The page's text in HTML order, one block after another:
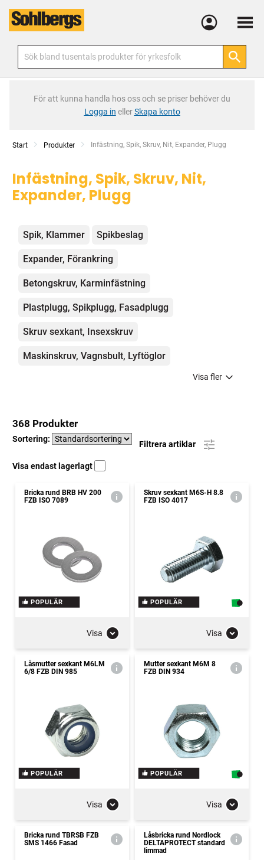
Meny
För att kunna handla hos oss och se priser behöver du
Logga in ellerSkapa konto
Start Produkter Current:
Infästning, Spik, Skruv, Nit, Expander, Plugg
Infästning, Spik, Skruv, Nit,
Expander, Plugg
Kategorier
Spik, Klammer Spikbeslag
Expander, Förankring
Betongskruv, Karminfästning
Plastplugg, Spikplugg, Fasadplugg
Skruv sexkant, Insexskruv
Maskinskruv, Vagnsbult, Lyftöglor
Visa fler
368 Produkter
Sortering:
Filtrera artiklar
Visa endast lagerlagt
Bricka rund BRB HV 200
FZB ISO 7089
POPULÄR
Visa
Skruv sexkant M6S-H 8.8
FZB ISO 4017
POPULÄR
Visa
Låsmutter sexkant M6LM
6/8 FZB DIN 985
POPULÄR
Visa
Mutter sexkant M6M 8
FZB DIN 934
POPULÄR
Visa
Bricka rund TBRSB FZB
SMS 1466 Fasad
Låsbricka rund Nordlock
DELTAPROTECT standard
limmad